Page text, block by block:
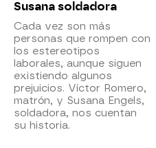
Susana soldadora
Cada vez son más
personas que rompen con
los estereotipos
laborales, aunque siguen
existiendo algunos
prejuicios. Víctor Romero,
matrón, y Susana Engels,
soldadora, nos cuentan
su historia.